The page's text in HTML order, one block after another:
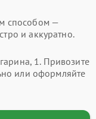
способом —
и аккуратно.
1. Привозите
или оформляйте